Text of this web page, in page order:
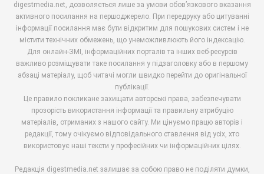
digestmedia.net, дозволяється лише за умови обов’язкового вказання
активного посилання на першоджерело. При передруку або цитуванні
інформації посилання має бути відкритим для пошукових систем і не
містити технічних обмежень, що унеможливлюють його індексацію.
Для онлайн-ЗМІ, інформаційних порталів та інших веб-ресурсів
важливо розміщувати таке посилання у підзаголовку або в першому
абзаці матеріалу, щоб читачі могли швидко перейти до оригінальної
публікації.
Це правило покликане захищати авторські права, забезпечувати
прозорість використання інформації та правильну атрибуцію
матеріалів, отриманих з нашого сайту. Ми цінуємо працю авторів і
редакції, тому очікуємо відповідального ставлення від усіх, хто
використовує наші тексти у професійних чи інформаційних цілях.
Редакція digestmedia.net залишає за собою право не поділяти думки,